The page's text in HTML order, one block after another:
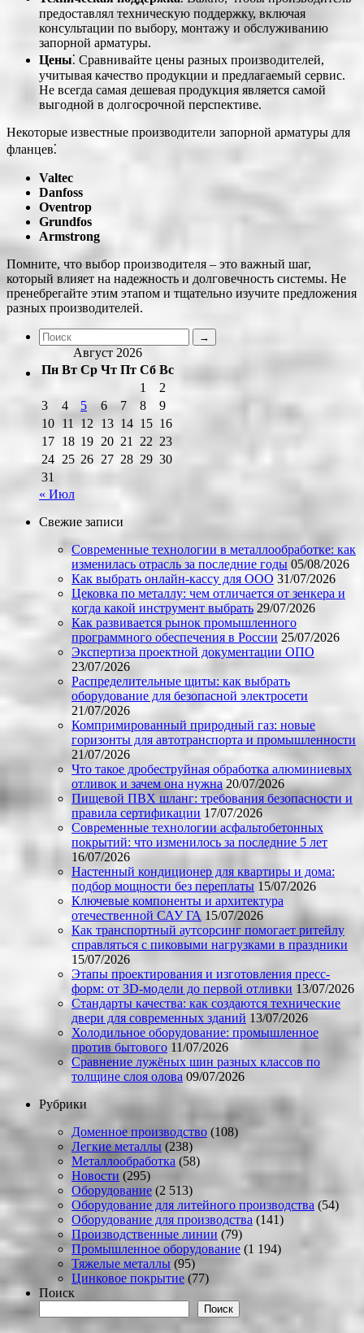
предоставлял техническую поддержку, включая
консультации по выбору, монтажу и обслуживанию
запорной арматуры.
Цены⁚ Сравнивайте цены разных производителей,
учитывая качество продукции и предлагаемый сервис.
Не всегда самая дешевая продукция является самой
выгодной в долгосрочной перспективе.
Некоторые известные производители запорной арматуры для
фланцев⁚
Valtec
Danfoss
Oventrop
Grundfos
Armstrong
Помните, что выбор производителя – это важный шаг,
который влияет на надежность и долговечность системы. Не
пренебрегайте этим этапом и тщательно изучите предложения
разных производителей.
Август 2026
Пн Вт Ср Чт Пт Сб Вс
1
2
3
4 5 6 7 8
9
10 11 12 13 14 15 16
17 18 19 20 21 22 23
24 25 26 27 28 29 30
31
« Июл
Свежие записи
Современные технологии в металлообработке: как
изменилась отрасль за последние годы 05/08/2026
Как выбрать онлайн-кассу для ООО 31/07/2026
Цековка по металлу: чем отличается от зенкера и
когда какой инструмент выбрать 29/07/2026
Как развивается рынок промышленного
программного обеспечения в России 25/07/2026
Экспертиза проектной документации ОПО
23/07/2026
Распределительные щиты: как выбрать
оборудование для безопасной электросети
21/07/2026
Компримированный природный газ: новые
горизонты для автотранспорта и промышленности
21/07/2026
Что такое дробеструйная обработка алюминиевых
отливок и зачем она нужна 20/07/2026
Пищевой ПВХ шланг: требования безопасности и
правила сертификации 17/07/2026
Современные технологии асфальтобетонных
покрытий: что изменилось за последние 5 лет
16/07/2026
Настенный кондиционер для квартиры и дома:
подбор мощности без переплаты 15/07/2026
Ключевые компоненты и архитектура
отечественной САУ ГА 15/07/2026
Как транспортный аутсорсинг помогает ритейлу
справляться с пиковыми нагрузками в праздники
15/07/2026
Этапы проектирования и изготовления пресс-
форм: от 3D-модели до первой отливки 13/07/2026
Стандарты качества: как создаются технические
двери для современных зданий 13/07/2026
Холодильное оборудование: промышленное
против бытового 11/07/2026
Сравнение лужёных шин разных классов по
толщине слоя олова 09/07/2026
Рубрики
Доменное производство (108)
Легкие металлы (238)
Металлообработка (58)
Новости (295)
Оборудование (2 513)
Оборудование для литейного производства (54)
Оборудование для производства (141)
Производственные линии (79)
Промышленное оборудование (1 194)
Тяжелые металлы (95)
Цинковое покрытие (77)
Поиск
Поиск